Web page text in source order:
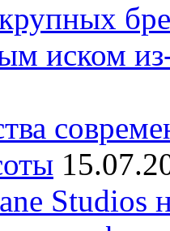
иском
Studios